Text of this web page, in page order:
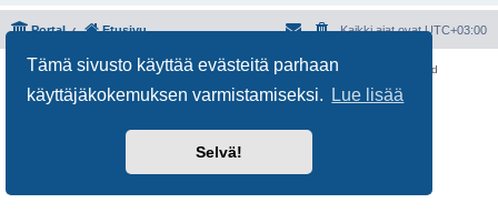
Tämä sivusto käyttää evästeitä parhaan
käyttäjäkokemuksen varmistamiseksi.
Lue lisää
Selvä!
Portal Etusivu Kaikki ajat ovatUTC+03:00
Keskustelufoorumin ohjelmistophpBB® Forum Software © phpBB Limited
Käännös: phpBB Suomi (lurttinen, harritapio, Pettis)